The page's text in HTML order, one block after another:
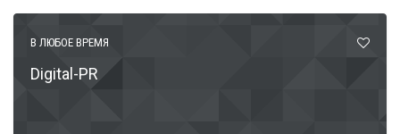
В ЛЮБОЕ ВРЕМЯ
Digital-PR